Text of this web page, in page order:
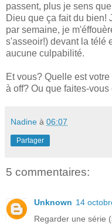
passent, plus je sens
Dieu que ça fait du bien!
par semaine, je
s'asseoir!) devant la télé
aucune culpabilité.
Et vous? Quelle est
à off? Ou que faites-
Nadine à 06:07
Partager
5 commentaires:
Unknown 14
Regarder une série